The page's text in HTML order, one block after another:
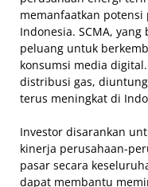
memanfaatkan
Indonesia. SCMA,
peluang untuk
konsumsi media
distribusi gas,
terus meningkat di
Investor disarankan
kinerja perusahaan-
pasar secara
dapat membantu